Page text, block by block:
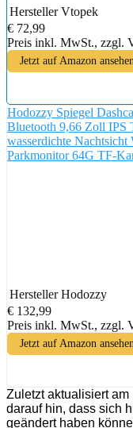
Hersteller Vtopek
€ 72,99
Preis inkl. MwSt., zzgl.
Jetzt auf Amazon
Hodozzy Spiegel
Bluetooth 9,66 Zoll IPS
wasserdichte
Parkmonitor 64G TF-
Hersteller Hodozzy
€ 132,99
Preis inkl. MwSt., zzgl.
Jetzt auf Amazon
Zuletzt aktualisiert
darauf hin, dass sich
geändert haben